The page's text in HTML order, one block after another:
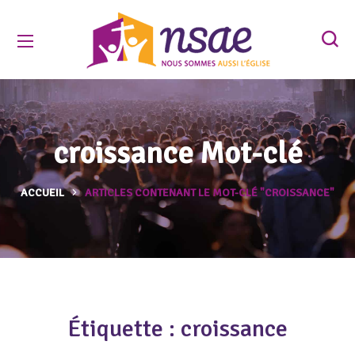
croissance Mot-clé
ACCUEIL ARTICLES CONTENANT LE MOT-CLÉ "CROISSANCE"
Étiquette : croissance